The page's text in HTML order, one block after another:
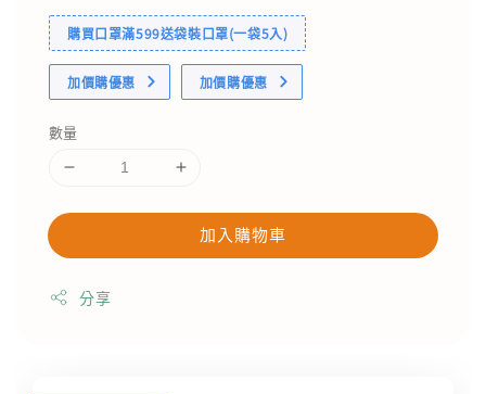
購買口罩滿599送袋裝口罩(一袋5入)
加價購優惠 加價購優惠
數量
加入購物車
分享